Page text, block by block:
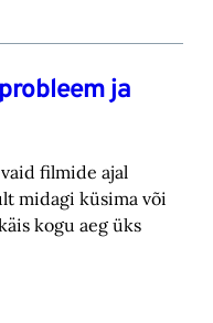
ja
filmide ajal
midagi küsima või
kogu aeg üks